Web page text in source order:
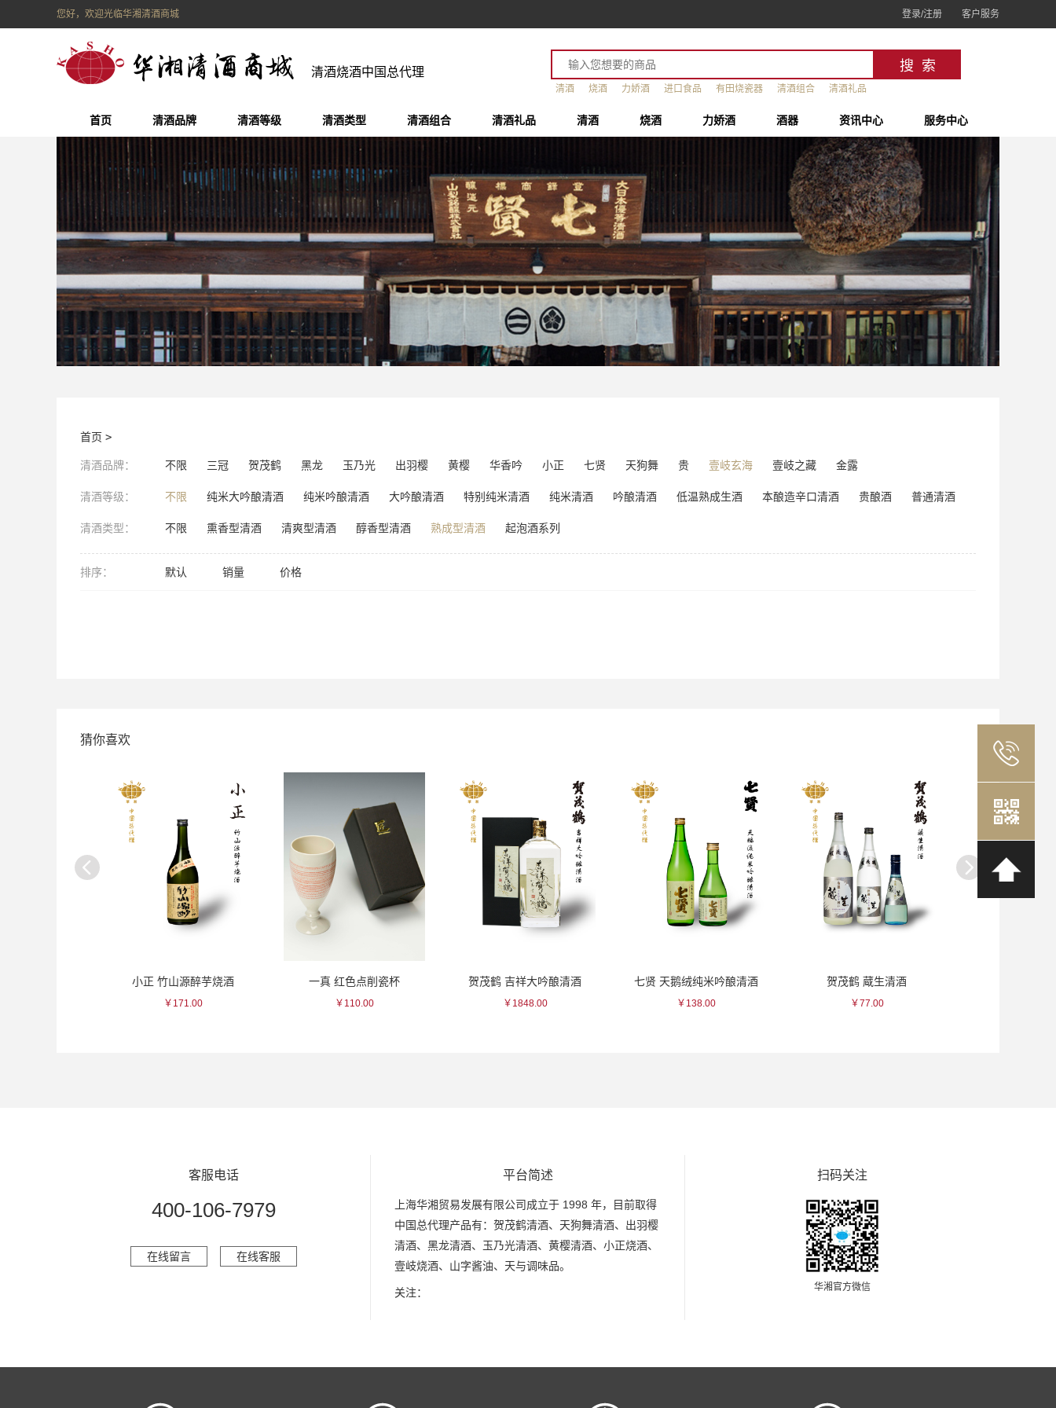
您好，欢迎光临华湘清酒商城 登录/注册 客户服务
清酒烧酒中国总代理
清酒 烧酒 力娇酒 进口食品 有田烧瓷器 清酒组合 清酒礼品
首页 清酒品牌 清酒等级 清酒类型 清酒组合 清酒礼品 清酒 烧酒 力娇酒 酒器 资讯中心 服务中心
首页 >
清酒品牌： 不限 三冠 贺茂鹤 黑龙 玉乃光 出羽樱 黄樱 华香吟 小正 七贤 天狗舞 贵 壹岐玄海 壹岐之藏 金露
清酒等级： 不限 纯米大吟酿清酒 纯米吟酿清酒 大吟酿清酒 特别纯米清酒 纯米清酒 吟酿清酒 低温熟成生酒 本酿造辛口清酒 贵酿酒 普通清酒
清酒类型： 不限 熏香型清酒 清爽型清酒 醇香型清酒 熟成型清酒 起泡酒系列
排序： 默认 销量 价格
猜你喜欢
一真 红色点削瓷杯
￥110.00
贺茂鹤 吉祥大吟酿清酒
￥1848.00
七贤 天鹅绒纯米吟酿清酒
￥138.00
贺茂鹤 蔵生清酒
￥77.00
金善 桃色/水色光栅瓷杯
￥350.00
客服电话
400-106-7979
在线留言 在线客服
平台简述
上海华湘贸易发展有限公司成立于 1998 年，目前取得
中国总代理产品有：贺茂鹤清酒、天狗舞清酒、出羽樱
清酒、黑龙清酒、玉乃光清酒、黄樱清酒、小正烧酒、
壹岐烧酒、山字酱油、天与调味品。
关注：
扫码关注
华湘官方微信